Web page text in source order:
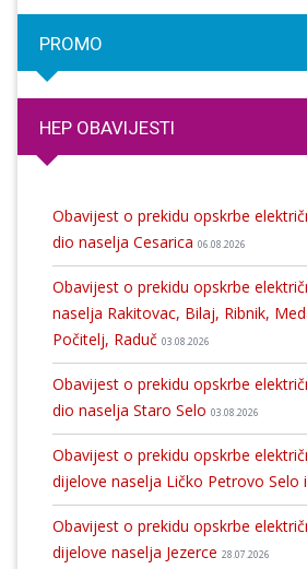
PROMO
HEP OBAVIJESTI
Obavijest o prekidu opskrbe
dio naselja Cesarica 06.08.2026
Obavijest o prekidu opskrbe
naselja Rakitovac, Bilaj, Ribnik,
Počitelj, Raduč 03.08.2026
Obavijest o prekidu opskrbe
dio naselja Staro Selo 03.08.2026
Obavijest o prekidu opskrbe
dijelove naselja Ličko Petrovo Selo
Obavijest o prekidu opskrbe
dijelove naselja Jezerce 28.07.2026